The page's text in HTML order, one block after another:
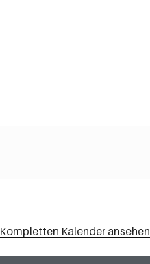
Kompletten Kalender ansehen